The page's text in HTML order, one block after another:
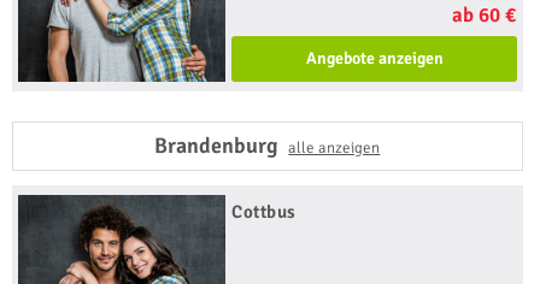
ab 60 €
Angebote anzeigen
Brandenburgalle anzeigen
Cottbus